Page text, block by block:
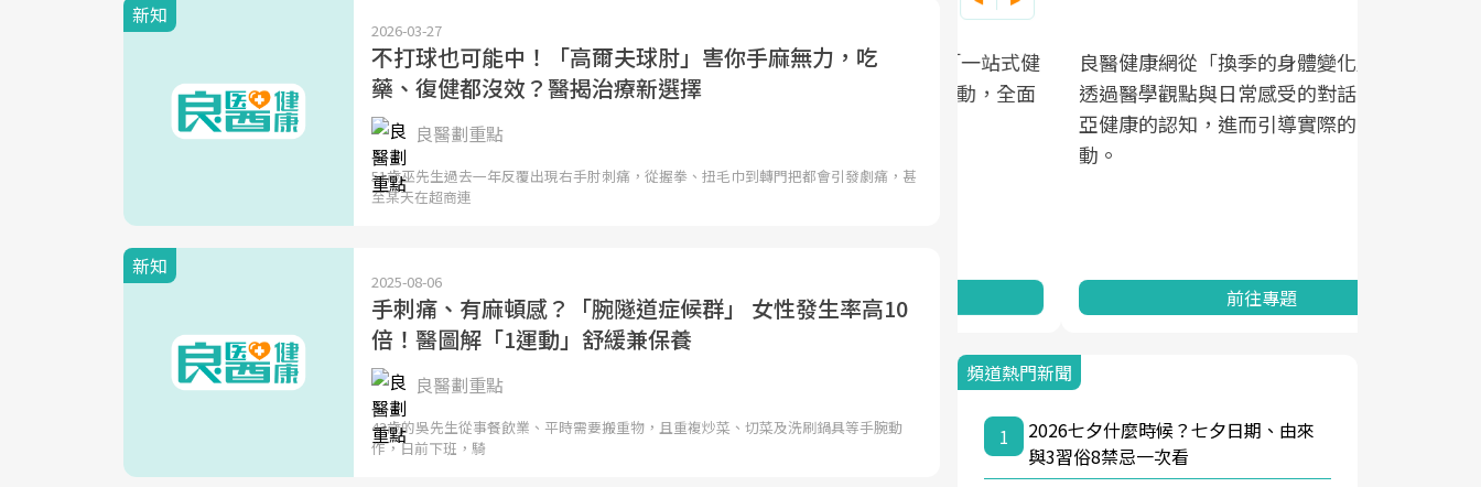
新知
2026-03-27
不打球也可能中！「高爾夫球肘」害你手麻無力，吃
藥、復健都沒效？醫揭治療新選擇
良醫劃重點
51歲巫先生過去一年反覆出現右手肘刺痛，從握拳、扭毛巾到轉門把都會引發劇痛，甚
至某天在超商連
新知
2025-08-06
手刺痛、有麻頓感？「腕隧道症候群」 女性發生率高10
倍！醫圖解「1運動」舒緩兼保養
良醫劃重點
43歲的吳先生從事餐飲業、平時需要搬重物，且重複炒菜、切菜及洗刷鍋具等手腕動
作，日前下班，騎
面對超高齡社會的浪潮，台灣正在快速邁
向「健康照護」的新時代。隨著國家政策
心議題。然而，健檢不只是醫療院所的服
前往專題
2025年，就到良醫生活祭體驗「一站式健
康新生活」，從講座、體驗到運動，全面
前往專題
良醫健康網從「換季的身體變化」出發，
透過醫學觀點與日常感受的對話，建立對
亞健康的認知，進而引導實際的改善行
頻道熱門新聞
1
2026七夕什麼時候？七夕日期、由來
與3習俗8禁忌一次看